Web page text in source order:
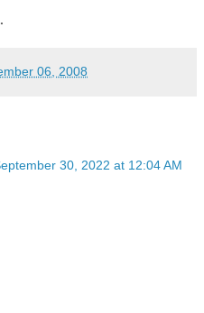
.
06, 2008
30, 2022 at 12:04 AM